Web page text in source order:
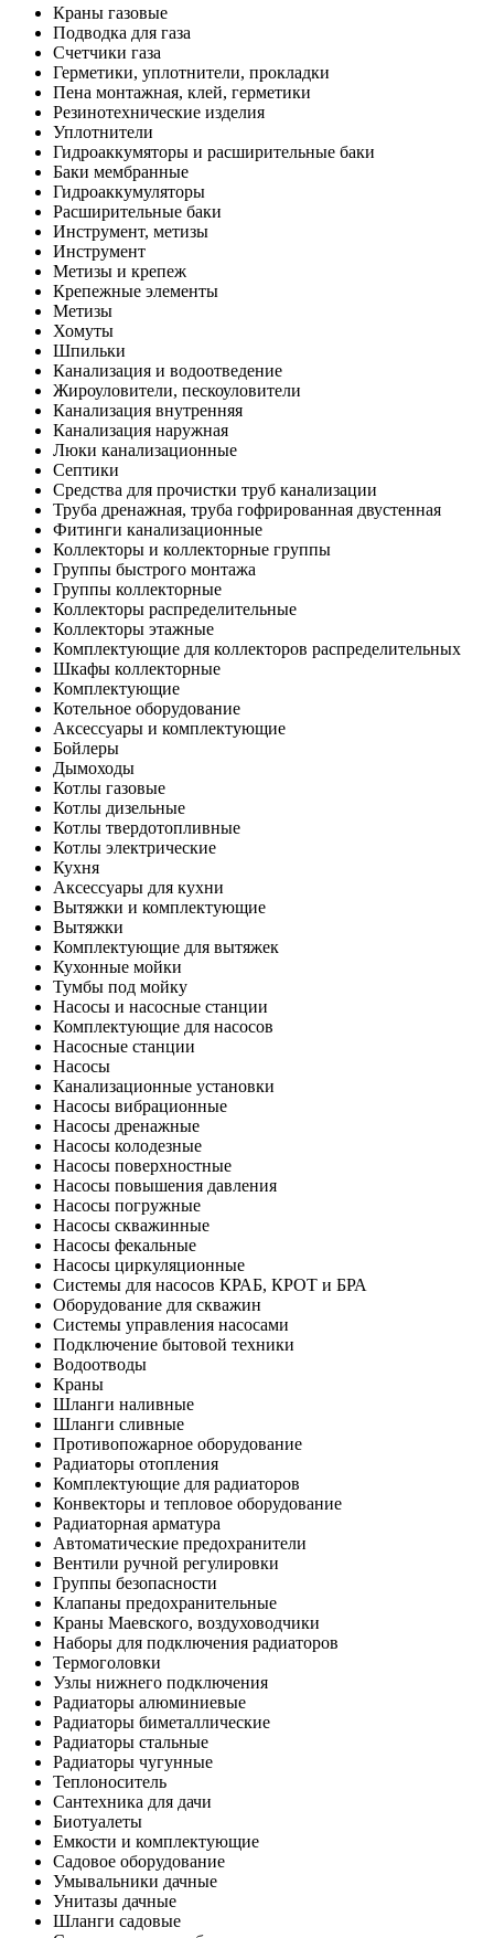
Краны газовые
Подводка для газа
Счетчики газа
Герметики, уплотнители, прокладки
Пена монтажная, клей, герметики
Резинотехнические изделия
Уплотнители
Гидроаккумяторы и расширительные баки
Баки мембранные
Гидроаккумуляторы
Расширительные баки
Инструмент, метизы
Инструмент
Метизы и крепеж
Крепежные элементы
Метизы
Хомуты
Шпильки
Канализация и водоотведение
Жироуловители, пескоуловители
Канализация внутренняя
Канализация наружная
Люки канализационные
Септики
Средства для прочистки труб канализации
Труба дренажная, труба гофрированная двустенная
Фитинги канализационные
Коллекторы и коллекторные группы
Группы быстрого монтажа
Группы коллекторные
Коллекторы распределительные
Коллекторы этажные
Комплектующие для коллекторов распределительных
Шкафы коллекторные
Комплектующие
Котельное оборудование
Аксессуары и комплектующие
Бойлеры
Дымоходы
Котлы газовые
Котлы дизельные
Котлы твердотопливные
Котлы электрические
Кухня
Аксессуары для кухни
Вытяжки и комплектующие
Вытяжки
Комплектующие для вытяжек
Кухонные мойки
Тумбы под мойку
Насосы и насосные станции
Комплектующие для насосов
Насосные станции
Насосы
Канализационные установки
Насосы вибрационные
Насосы дренажные
Насосы колодезные
Насосы поверхностные
Насосы повышения давления
Насосы погружные
Насосы скважинные
Насосы фекальные
Насосы циркуляционные
Системы для насосов КРАБ, КРОТ и БРА
Оборудование для скважин
Системы управления насосами
Подключение бытовой техники
Водоотводы
Краны
Шланги наливные
Шланги сливные
Противопожарное оборудование
Радиаторы отопления
Комплектующие для радиаторов
Конвекторы и тепловое оборудование
Радиаторная арматура
Автоматические предохранители
Вентили ручной регулировки
Группы безопасности
Клапаны предохранительные
Краны Маевского, воздуховодчики
Наборы для подключения радиаторов
Термоголовки
Узлы нижнего подключения
Радиаторы алюминиевые
Радиаторы биметаллические
Радиаторы стальные
Радиаторы чугунные
Теплоноситель
Сантехника для дачи
Биотуалеты
Емкости и комплектующие
Садовое оборудование
Умывальники дачные
Унитазы дачные
Шланги садовые